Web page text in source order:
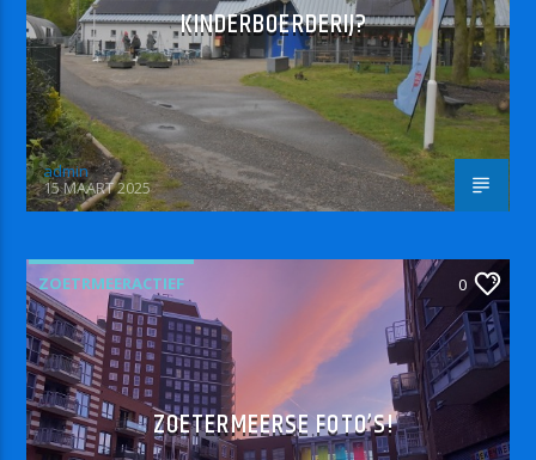
KINDERBOERDERIJ?
admin
15 MAART 2025
ZOETRMEERACTIEF 0
ZOETERMEERSE FOTO’S!